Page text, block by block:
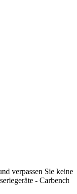
verpassen Sie keine
- Carbench